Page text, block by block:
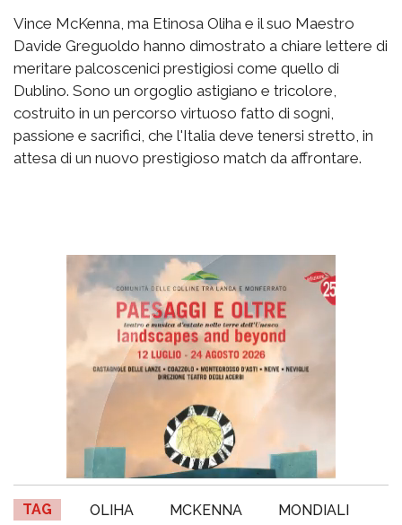
Vince McKenna, ma Etinosa Oliha e il suo Maestro
Davide Greguoldo hanno dimostrato a chiare lettere di
meritare palcoscenici prestigiosi come quello di
Dublino. Sono un orgoglio astigiano e tricolore,
costruito in un percorso virtuoso fatto di sogni,
passione e sacrifici, che l'Italia deve tenersi stretto, in
attesa di un nuovo prestigioso match da affrontare.
TAG OLIHA MCKENNA
MONDIALI